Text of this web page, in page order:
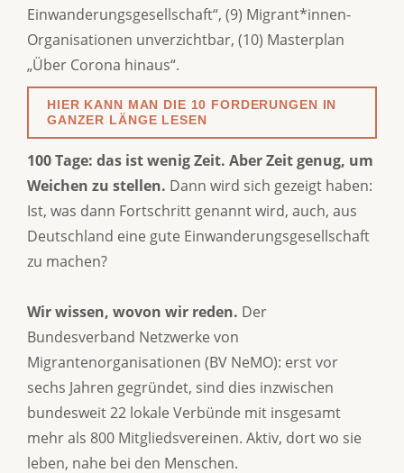
Einwanderungsgesellschaft“, (9) Migrant*innen-
Organisationen unverzichtbar, (10) Masterplan
„Über Corona hinaus“.
HIER KANN MAN DIE 10 FORDERUNGEN IN
GANZER LÄNGE LESEN
100 Tage: das ist wenig Zeit. Aber Zeit genug, um
Weichen zu stellen. Dann wird sich gezeigt haben:
Ist, was dann Fortschritt genannt wird, auch, aus
Deutschland eine gute Einwanderungsgesellschaft
zu machen?
Wir wissen, wovon wir reden. Der
Bundesverband Netzwerke von
Migrantenorganisationen (BV NeMO): erst vor
sechs Jahren gegründet, sind dies inzwischen
bundesweit 22 lokale Verbünde mit insgesamt
mehr als 800 Mitgliedsvereinen. Aktiv, dort wo sie
leben, nahe bei den Menschen.